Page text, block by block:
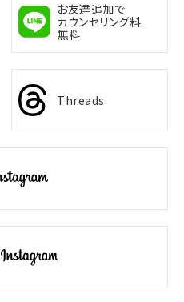
お友達追加で
カウンセリング料
無料
Threads